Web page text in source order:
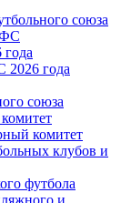
союза
2026 года
союза
комитет
клубов и
футбола
и